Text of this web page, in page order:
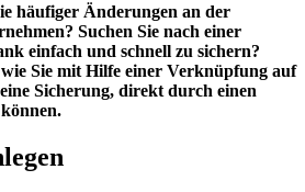
häufiger Änderungen an der
Suchen Sie nach einer
einfach und schnell zu sichern?
Sie mit Hilfe einer Verknüpfung auf
Sicherung, direkt durch einen